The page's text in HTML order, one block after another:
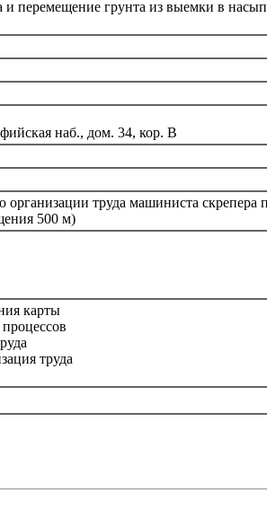
и перемещение грунта из выемки в
наб., дом. 34, кор. В
организации труда машиниста
500 м)
карты
труда